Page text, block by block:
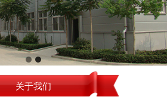
关于我们